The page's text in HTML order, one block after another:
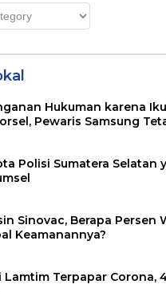
Hukuman karena
Pewaris Samsung
Polisi Sumatera Selatan
Sinovac, Berapa Persen
Keamanannya?
Lamtim Terpapar Corona,